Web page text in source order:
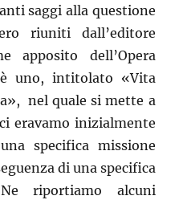
saggi alla questione
riuniti dall’editore
apposito dell’Opera
uno, intitolato «Vita
nel quale si mette a
eravamo inizialmente
specifica missione
di una specifica
riportiamo alcuni